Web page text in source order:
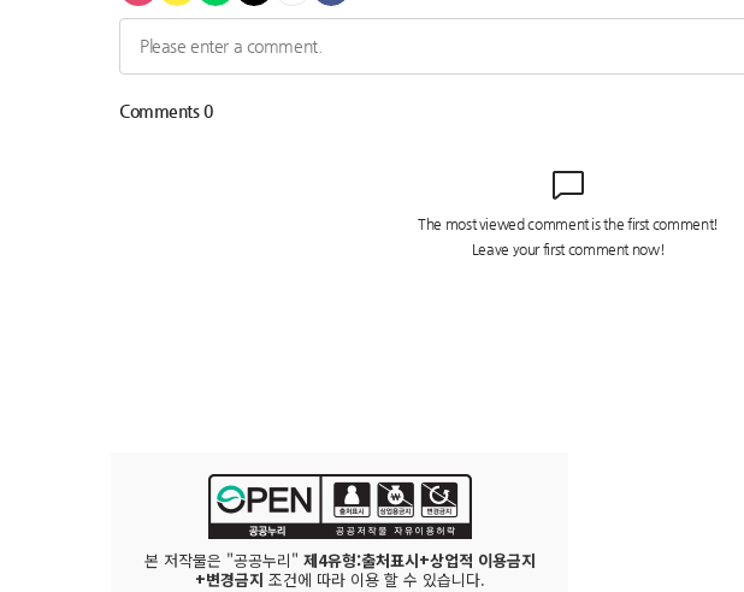
본 저작물은 "공공누리" 제4유형:출처표시+상업적 이용금지
+변경금지 조건에 따라 이용 할 수 있습니다.